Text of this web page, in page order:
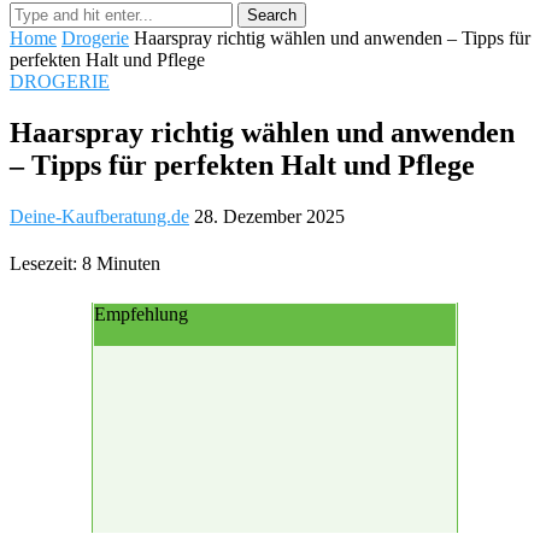
Home Drogerie Haarspray richtig wählen und anwenden – Tipps für
perfekten Halt und Pflege
DROGERIE
Haarspray richtig wählen und anwenden
– Tipps für perfekten Halt und Pflege
Deine-Kaufberatung.de 28. Dezember 2025
Lesezeit: 8 Minuten
Empfehlung